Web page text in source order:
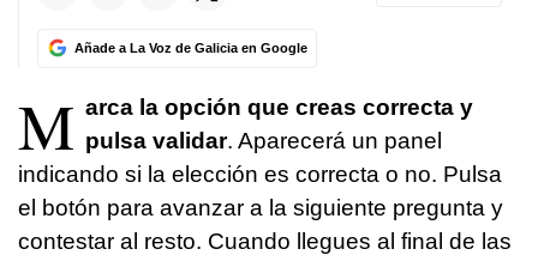
Añade a La Voz de Galicia en Google
M arca la opción que creas correcta y
pulsa validar. Aparecerá un panel
indicando si la elección es correcta o no. Pulsa
el botón para avanzar a la siguiente pregunta y
contestar al resto. Cuando llegues al final de las